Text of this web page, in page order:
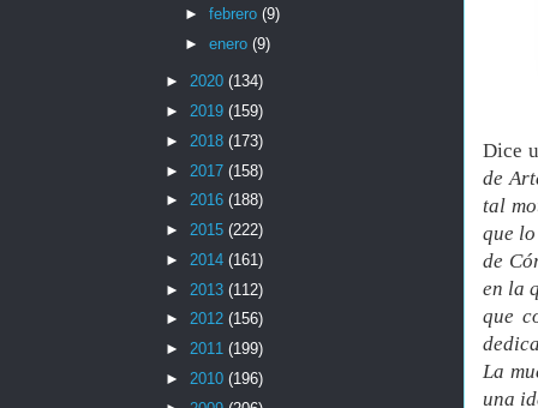
Dice
de
tal
que
de
en la
que
La
una
► febrero (9)
► enero (9)
► 2020 (134)
► 2019 (159)
► 2018 (173)
► 2017 (158)
► 2016 (188)
► 2015 (222)
► 2014 (161)
► 2013 (112)
► 2012 (156)
► 2011 (199)
► 2010 (196)